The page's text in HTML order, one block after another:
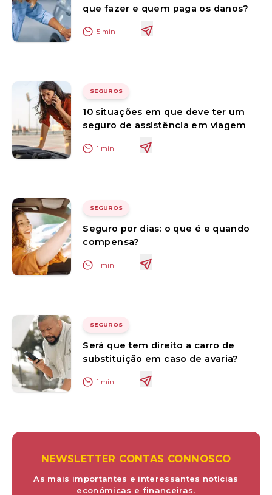
que fazer e quem paga os danos?
5 min
SEGUROS
10 situações em que deve ter um
seguro de assistência em viagem
1 min
SEGUROS
Seguro por dias: o que é e quando
compensa?
1 min
SEGUROS
Será que tem direito a carro de
substituição em caso de avaria?
1 min
NEWSLETTER CONTAS CONNOSCO
As mais importantes e interessantes notícias
económicas e financeiras.